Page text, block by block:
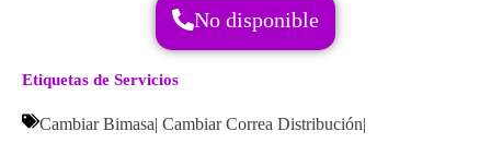
No disponible
Etiquetas de Servicios
Cambiar Bimasa| Cambiar Correa Distribución|